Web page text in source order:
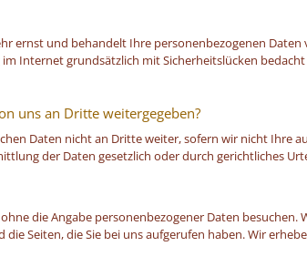
ernst und behandelt Ihre personenbezogenen
Internet grundsätzlich mit Sicherheitslücken
uns an Dritte weitergegeben?
Daten nicht an Dritte weiter, sofern wir nicht Ihre
der Daten gesetzlich oder durch gerichtliches
die Angabe personenbezogener Daten
Seiten, die Sie bei uns aufgerufen haben. Wir